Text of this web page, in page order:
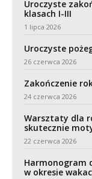
Uroczyste
klasach I-III
1 lipca 2026
Uroczyste
26 czerwca 2026
Zakończenie
24 czerwca 2026
Warsztaty dla
skutecznie
22 czerwca 2026
Harmonogram
w okresie